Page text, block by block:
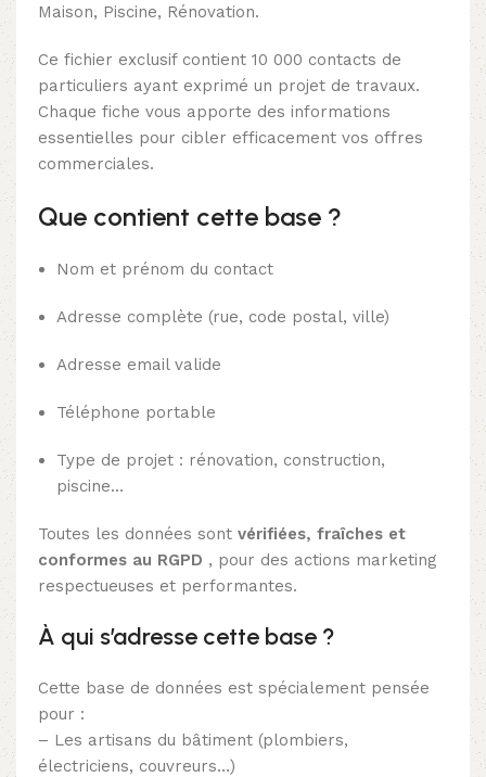
Maison, Piscine, Rénovation.
Ce fichier exclusif contient 10 000 contacts de
particuliers ayant exprimé un projet de travaux.
Chaque fiche vous apporte des informations
essentielles pour cibler efficacement vos offres
commerciales.
Que contient cette base ?
Nom et prénom du contact
Adresse complète (rue, code postal, ville)
Adresse email valide
Téléphone portable
Type de projet : rénovation, construction,
piscine…
Toutes les données sont vérifiées, fraîches et
conformes au RGPD , pour des actions marketing
respectueuses et performantes.
À qui s’adresse cette base ?
Cette base de données est spécialement pensée
pour :
– Les artisans du bâtiment (plombiers,
électriciens, couvreurs…)